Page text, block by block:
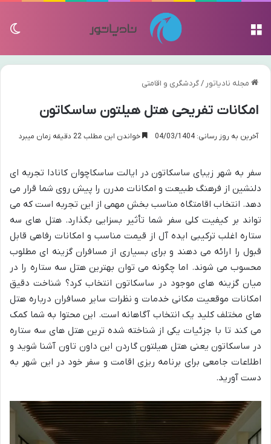
مجله نادیاتور /گردشگری و اقامتی
امکانات تفریحی هتل هیلتون ساسکاتون
آخرین به روز رسانی: 04/03/1404 خواندن این مطلب 22 دقیقه زمان میبرد
سفر به شهر زیبای ساسکاتون در ایالت ساسکاچوان کانادا تجربه ای
دلنشین از فرهنگ طبیعت و امکانات مدرن را پیش روی شما قرار می
دهد. انتخاب اقامتگاه مناسب بخش مهمی از این تجربه است که می
تواند بر کیفیت کلی سفر شما تأثیر بسزایی بگذارد. هتل های سه
ستاره اغلب ترکیبی ایده آل از قیمت مناسب و امکانات رفاهی قابل
قبول را ارائه می دهند و برای بسیاری از مسافران گزینه ای مطلوب
محسوب می شوند. اما چگونه می توان بهترین هتل سه ستاره را در
میان گزینه های موجود در ساسکاتون انتخاب کرد؟ شناخت دقیق
امکانات موقعیت مکانی خدمات و نظرات سایر مسافران درباره هتل
های مختلف کلید یک انتخاب آگاهانه است. این محتوا به شما کمک
می کند تا با جزئیات یکی از شناخته شده ترین هتل های سه ستاره
در ساسکاتون یعنی هتل هیلتون گاردن این داون تاون آشنا شوید و
اطلاعات جامعی برای برنامه ریزی اقامت و سفر خود در این شهر به
دست آورید.